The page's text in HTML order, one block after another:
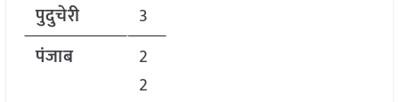
पुदुचेरी
3
पंजाब
2
2